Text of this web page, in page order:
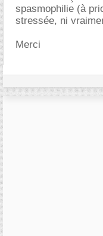
spasmophilie (à
stressée, ni
Merci